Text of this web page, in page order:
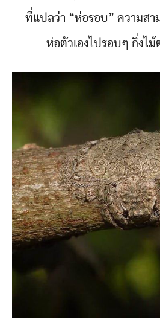
ที่แปลว่า “ห่อรอบ” ความสา
ห่อตัวเองไปรอบๆ กิ่งไ